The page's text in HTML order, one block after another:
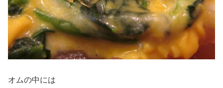
オムの中には